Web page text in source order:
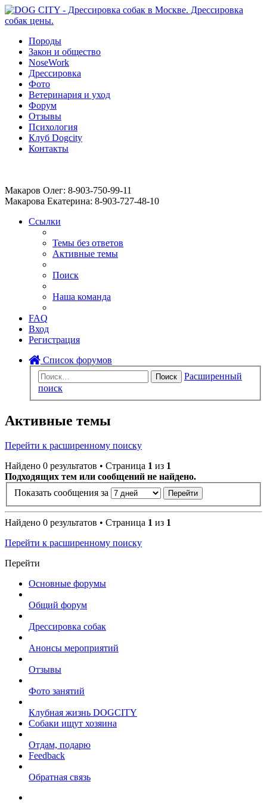
Породы
Закон и общество
NoseWork
Дрессировка
Фото
Ветеринария и уход
Форум
Отзывы
Психология
Клуб Dogcity
Контакты
Макаров Олег: 8-903-750-99-11
Макарова Екатерина: 8-903-727-48-10
Ссылки
Темы без ответов
Активные темы
Поиск
Наша команда
FAQ
Вход
Регистрация
Список форумов
Поиск
Расширенный
поиск
Активные темы
Перейти к расширенному поиску
Найдено 0 результатов • Страница 1 из 1
Подходящих тем или сообщений не найдено.
Показать сообщения за
Найдено 0 результатов • Страница 1 из 1
Перейти к расширенному поиску
Перейти
Основные форумы
Общий форум
Дрессировка собак
Анонсы мероприятий
Отзывы
Фото занятий
Клубная жизнь DOGCITY
Собаки ищут хозяина
Отдам, подарю
Feedback
Обратная связь